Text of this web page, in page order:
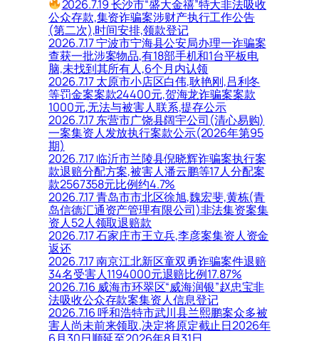
2026.7.19 长沙市“盛大金禧”特大非法吸收
公众存款,集资诈骗案涉财产执行工作公告
(第二次),时间安排,领款登记
2026.7.17 宁波市宁海县公安局办理一诈骗案
查获一批涉案物品,有18部手机和1台平板电
脑,未找到其所有人,6个月内认领
2026.7.17 太原市小店区白伟,耿艳刚,吕利冬
等罚金案案款24400元,贺海龙诈骗案案款
1000元,无法与被害人联系,提存公示
2026.7.17 东营市广饶县阔宇公司(清心易购)
一案集资人发放执行案款公示(2026年第95
期)
2026.7.17 临沂市兰陵县倪晓辉诈骗案执行案
款退赔分配方案,被害人潘云鹏等17人分配案
款2567358元比例约4.7%
2026.7.17 青岛市市北区徐旭,魏宏斐,黄栋(青
岛信德汇通资产管理有限公司)非法集资案集
资人52人领取退赔款
2026.7.17 石家庄市王立兵,李彦案集资人资金
返还
2026.7.17 南京江北新区童双勇诈骗案件退赔
34名受害人1194000元退赔比例17.87%
2026.7.16 威海市环翠区“威海润银”赵忠宝非
法吸收公众存款案集资人信息登记
2026.7.16 呼和浩特市武川县兰熙鹏案众多被
害人尚未前来领取,决定将原定截止日2026年